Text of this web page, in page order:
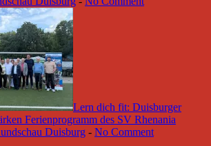
Lern dich fit: Duisburger
Ferienprogramm des SV Rhenania
Duisburg - No Comment